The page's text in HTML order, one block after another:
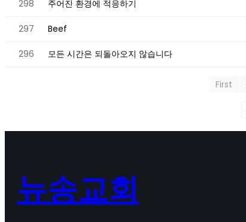
298 주어진 환경에 적응하기
297 Beef
296 모든 시간은 되돌아오지 않습니다
First
뉴송교회